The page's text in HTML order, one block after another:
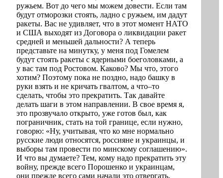
ружьем. Вот до чего мы можем довести. Если там
будут отморозки стоять, ладно с ружьем, им дадут
ракеты. Вас не удивляет, что в этот момент НАТО
и США выходят из Договора о ликвидации ракет
средней и меньшей дальности? А теперь
представьте на минутку, у меня под Гомелем
будут стоять ракеты с ядерными боеголовками, а
у вас там под Ростовом. Каково? Мы что, этого
хотим? Поэтому пока не поздно, надо башку в
руки взять и не кричать гвалтом, а что–то
сделать, чтобы это прекратить. Так давайте
делать шаги в этом направлении. В свое время я,
это прозвучало открыто, уже готов был, как
пограничник, стать на той границе, если нужно,
говорю: «Ну, учитывая, что ко мне нормально
русские люди относятся, россияне и украинцы, и
выборы там провести по минскому соглашению».
И что вы думаете? Тем, кому надо прекратить эту
войну, прежде всего Порошенко и украинцам,
они прежде всего сами начали это отвергать.